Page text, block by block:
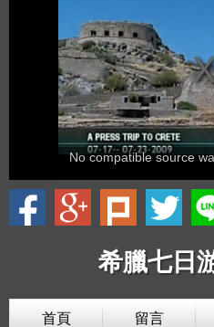
No compatible source
希臘七日
首頁 留言